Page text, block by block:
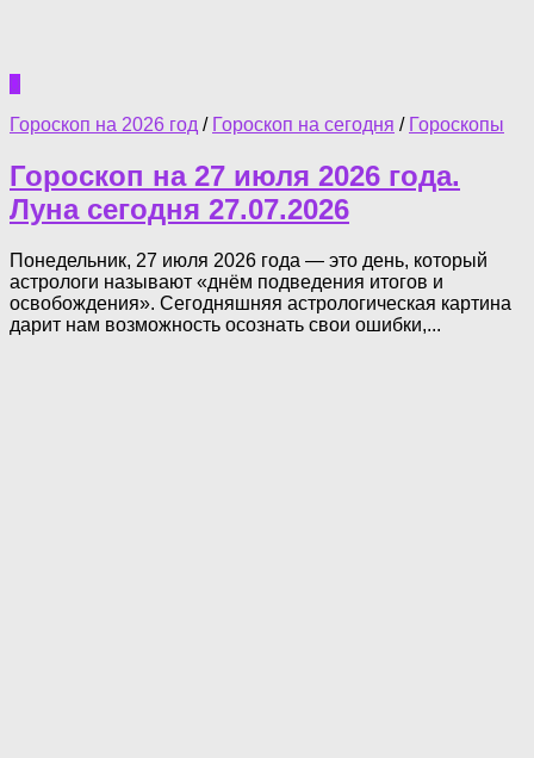
0
Гороскоп на 2026 год / Гороскоп на сегодня / Гороскопы
Гороскоп на 27 июля 2026 года.
Луна сегодня 27.07.2026
Понедельник, 27 июля 2026 года — это день, который
астрологи называют «днём подведения итогов и
освобождения». Сегодняшняя астрологическая картина
дарит нам возможность осознать свои ошибки,...